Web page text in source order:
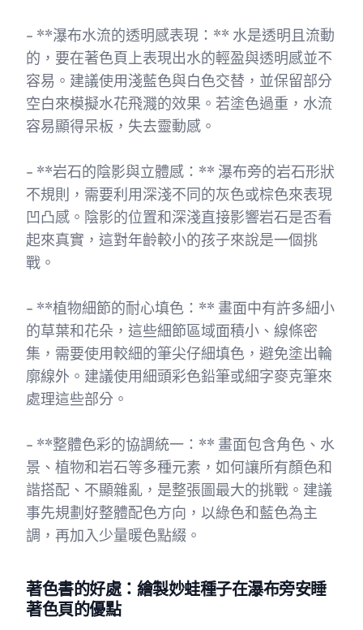
- **瀑布水流的透明感表現：** 水是透明且流動
的，要在著色頁上表現出水的輕盈與透明感並不
容易。建議使用淺藍色與白色交替，並保留部分
空白來模擬水花飛濺的效果。若塗色過重，水流
容易顯得呆板，失去靈動感。
- **岩石的陰影與立體感：** 瀑布旁的岩石形狀
不規則，需要利用深淺不同的灰色或棕色來表現
凹凸感。陰影的位置和深淺直接影響岩石是否看
起來真實，這對年齡較小的孩子來說是一個挑
戰。
- **植物細節的耐心填色：** 畫面中有許多細小
的草葉和花朵，這些細節區域面積小、線條密
集，需要使用較細的筆尖仔細填色，避免塗出輪
廓線外。建議使用細頭彩色鉛筆或細字麥克筆來
處理這些部分。
- **整體色彩的協調統一：** 畫面包含角色、水
景、植物和岩石等多種元素，如何讓所有顏色和
諧搭配、不顯雜亂，是整張圖最大的挑戰。建議
事先規劃好整體配色方向，以綠色和藍色為主
調，再加入少量暖色點綴。
著色書的好處：繪製妙蛙種子在瀑布旁安睡
著色頁的優點